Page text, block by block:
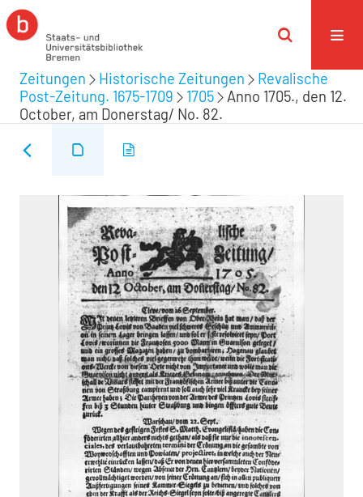
Zeitungen Historische Zeitungen
Revalische
Post-Zeitung. 1675-1709
1705
Anno 1705., den 12.
October, am Donerstag/ No. 82.